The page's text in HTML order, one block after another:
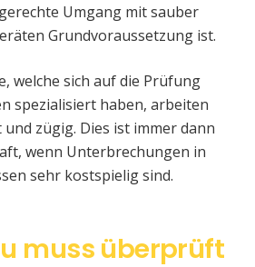
Umgang mit sauber
Grundvoraussetzung ist.
welche sich auf die Prüfung
spezialisiert haben, arbeiten
zügig. Dies ist immer dann
wenn Unterbrechungen in
sehr kostspielig sind.
muss überprüft